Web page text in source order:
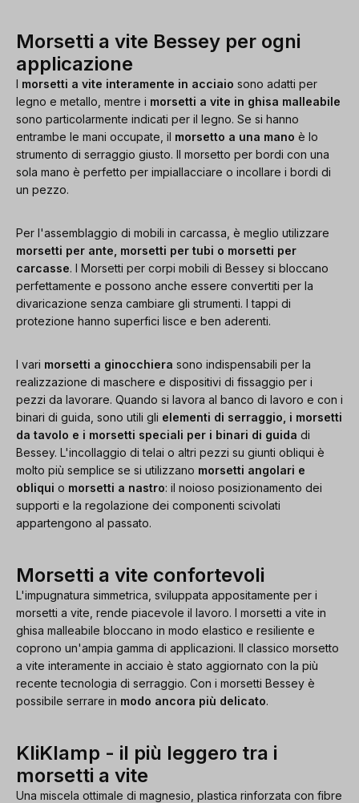
Morsetti a vite Bessey per ogni
applicazione
I morsetti a vite interamente in acciaio sono adatti per
legno e metallo, mentre i morsetti a vite in ghisa malleabile
sono particolarmente indicati per il legno. Se si hanno
entrambe le mani occupate, il morsetto a una mano è lo
strumento di serraggio giusto. Il morsetto per bordi con una
sola mano è perfetto per impiallacciare o incollare i bordi di
un pezzo.
Per l'assemblaggio di mobili in carcassa, è meglio utilizzare
morsetti per ante, morsetti per tubi o morsetti per
carcasse. I Morsetti per corpi mobili di Bessey si bloccano
perfettamente e possono anche essere convertiti per la
divaricazione senza cambiare gli strumenti. I tappi di
protezione hanno superfici lisce e ben aderenti.
I vari morsetti a ginocchiera sono indispensabili per la
realizzazione di maschere e dispositivi di fissaggio per i
pezzi da lavorare. Quando si lavora al banco di lavoro e con i
binari di guida, sono utili gli elementi di serraggio, i morsetti
da tavolo e i morsetti speciali per i binari di guida di
Bessey. L'incollaggio di telai o altri pezzi su giunti obliqui è
molto più semplice se si utilizzano morsetti angolari e
obliqui o morsetti a nastro: il noioso posizionamento dei
supporti e la regolazione dei componenti scivolati
appartengono al passato.
Morsetti a vite confortevoli
L'impugnatura simmetrica, sviluppata appositamente per i
morsetti a vite, rende piacevole il lavoro. I morsetti a vite in
ghisa malleabile bloccano in modo elastico e resiliente e
coprono un'ampia gamma di applicazioni. Il classico morsetto
a vite interamente in acciaio è stato aggiornato con la più
recente tecnologia di serraggio. Con i morsetti Bessey è
possibile serrare in modo ancora più delicato.
KliKlamp - il più leggero tra i
morsetti a vite
Una miscela ottimale di magnesio, plastica rinforzata con fibre